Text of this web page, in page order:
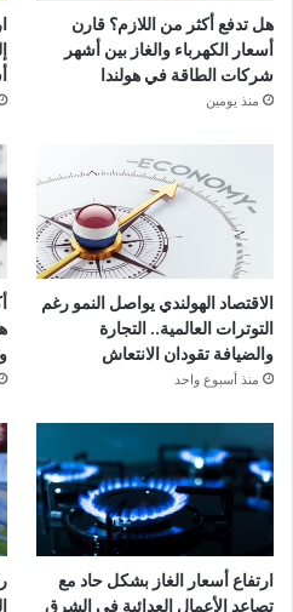
هل تدفع أكثر من اللازم؟ قارن
أسعار الكهرباء والغاز بين أشهر
شركات الطاقة في هولندا
منذ يومين
الاقتصاد الهولندي يواصل النمو رغم
التوترات العالمية.. التجارة
والضيافة تقودان الانتعاش
منذ أسبوع واحد
ارتفاع أسعار الغاز بشكل حاد مع
تصاعد الأعمال العدائية في الشرق